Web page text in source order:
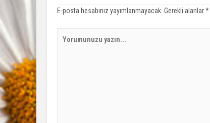
E-posta hesabınız yayımlanmayacak. Gerekli alanlar*